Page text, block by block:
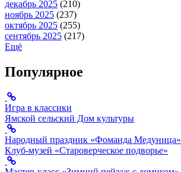
декабрь 2025 (210)
ноябрь 2025 (237)
октябрь 2025 (255)
сентябрь 2025 (217)
Ещё
Популярное
Игра в классики
Ямской сельский Дом культуры
Народный праздник «Фомаида Медуница»
Клуб-музей «Староверческое подворье»